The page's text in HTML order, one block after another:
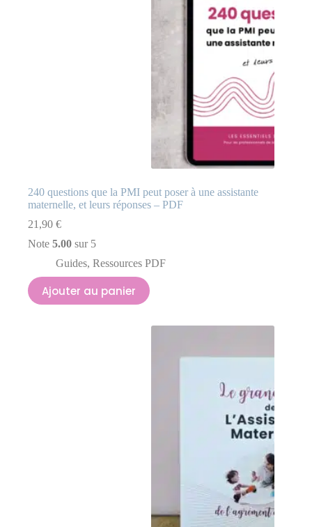
240 questions que la PMI peut poser à une assistante
maternelle, et leurs réponses – PDF
21,90 €
Note 5.00 sur 5
Guides, Ressources PDF
Ajouter au panier